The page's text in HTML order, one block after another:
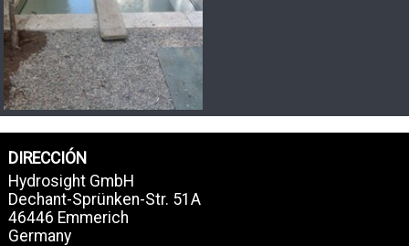
DIRECCIÓN
Hydrosight GmbH
Dechant-Sprünken-Str. 51A
46446 Emmerich
Germany